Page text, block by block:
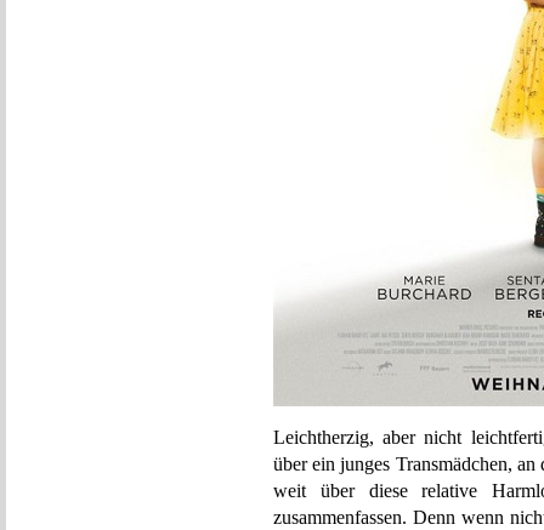
Leichtherzig, aber nicht
über ein junges Transmädchen,
weit über diese relative
zusammenfassen. Denn wenn